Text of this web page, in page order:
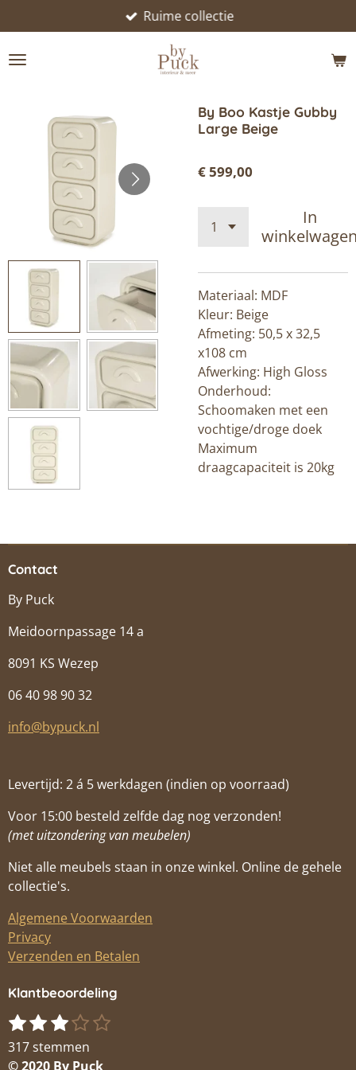
direct
naar
Ruime collectie
By Boo Kastje Gubby
Large Beige
€ 599,00
In
Materiaal: MDF
Kleur: Beige
Afmeting: 50,5 x 32,5
x108 cm
Afwerking: High Gloss
Onderhoud:
Schoomaken met een
vochtige/droge doek
Maximum
draagcapaciteit is 20kg
Contact
By Puck
Meidoornpassage 14 a
8091 KS Wezep
06 40 98 90 32
info@bypuck.nl
Levertijd: 2 á 5 werkdagen (indien op voorraad)
Voor 15:00 besteld zelfde dag nog verzonden!
(met uitzondering van meubelen)
Niet alle meubels staan in onze winkel. Online de gehele
collectie's.
Algemene Voorwaarden
Privacy
Verzenden en Betalen
Klantbeoordeling
R
a
t
1
s
t
2
s
t
3
s
t
4
s
t
5
t
S
317 stemmen
© 2020 By Puck